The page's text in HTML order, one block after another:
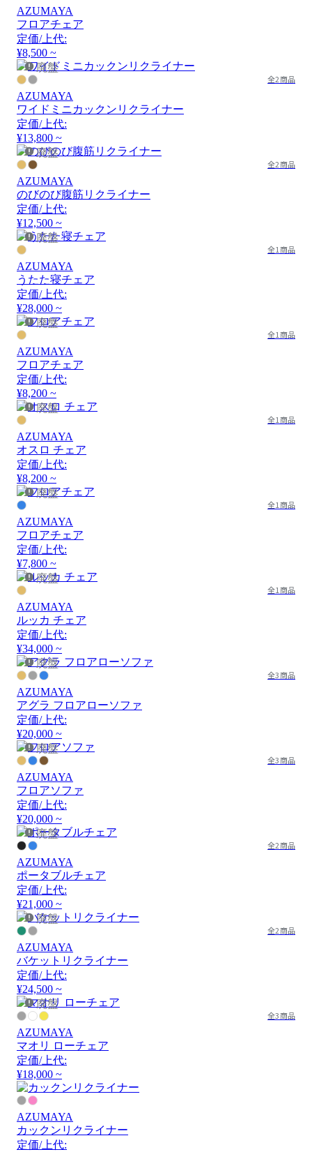
AZUMAYA
フロアチェア
定価/上代:
¥8,500 ~
廃盤
全2商品
AZUMAYA
ワイドミニカックンリクライナー
定価/上代:
¥13,800 ~
廃盤
全2商品
AZUMAYA
のびのび腹筋リクライナー
定価/上代:
¥12,500 ~
廃盤
全1商品
AZUMAYA
うたた寝チェア
定価/上代:
¥28,000 ~
廃盤
全1商品
AZUMAYA
フロアチェア
定価/上代:
¥8,200 ~
廃盤
全1商品
AZUMAYA
オスロ チェア
定価/上代:
¥8,200 ~
廃盤
全1商品
AZUMAYA
フロアチェア
定価/上代:
¥7,800 ~
廃盤
全1商品
AZUMAYA
ルッカ チェア
定価/上代:
¥34,000 ~
廃盤
全3商品
AZUMAYA
アグラ フロアローソファ
定価/上代:
¥20,000 ~
廃盤
全3商品
AZUMAYA
フロアソファ
定価/上代:
¥20,000 ~
廃盤
全2商品
AZUMAYA
ポータブルチェア
定価/上代:
¥21,000 ~
廃盤
全2商品
AZUMAYA
バケットリクライナー
定価/上代:
¥24,500 ~
廃盤
全3商品
AZUMAYA
マオリ ローチェア
定価/上代:
¥18,000 ~
AZUMAYA
カックンリクライナー
定価/上代: